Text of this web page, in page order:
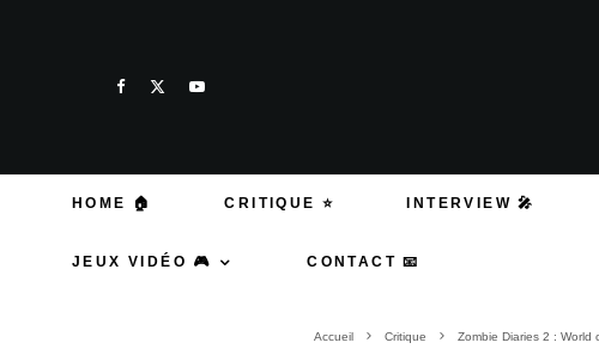
HOME 🏠 CRITIQUE ⭐ INTERVIEW 🎤
JEUX VIDÉO 🎮 CONTACT 📧
Accueil Critique Zombie Diaries 2 : World